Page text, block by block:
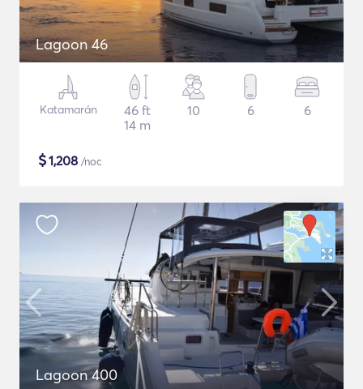
Lagoon 46
Katamarán
46 ft
14 m
10 6 6
$1,208 /noc
Lagoon 400